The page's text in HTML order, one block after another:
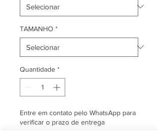
TAMANHO *
Quantidade *
Entre em contato pelo WhatsApp para
verificar o prazo de entrega